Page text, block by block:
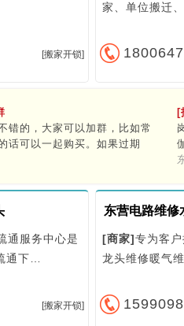
[搬家开锁]
家、单位搬迁
错的，大家可以加群，比如常
话可以一起购买。如果过期
信号：xqdcyw
通服务中心是
通下…
[搬家开锁]
[商家]专为客
龙头维修暖气